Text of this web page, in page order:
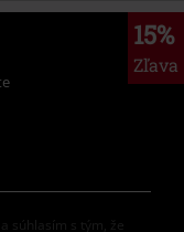
15%
Zľava
súhlasím s tým, že